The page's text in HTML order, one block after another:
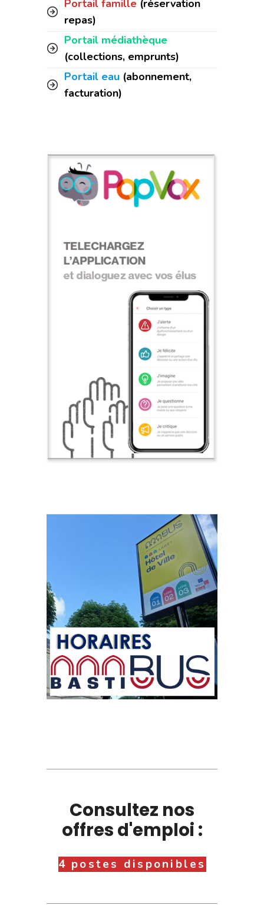
Portail famille (réservation
repas)
Portail médiathèque
(collections, emprunts)
Portail eau (abonnement,
facturation)
Consultez nos
offres d'emploi :
4 postes disponibles